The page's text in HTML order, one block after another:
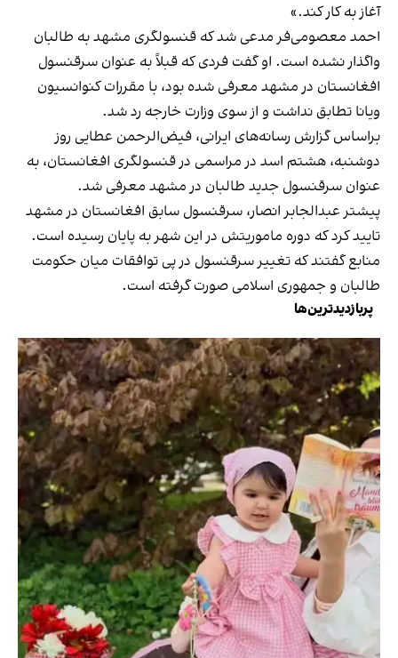
آغاز به کار کند.»
احمد معصومی‌فر مدعی شد که قنسولگری مشهد به طالبان
واگذار نشده است. او گفت فردی که قبلاً به عنوان سرقنسول
افغانستان در مشهد معرفی شده بود، با مقررات کنوانسیون
ویانا تطابق نداشت و از سوی وزارت خارجه رد شد.
براساس گزارش رسانه‌های ایرانی، فیض‌الرحمن عطایی روز
دوشنبه، هشتم اسد در مراسمی در قنسولگری افغانستان، به
عنوان سرقنسول جدید طالبان در مشهد معرفی شد.
پیشتر عبدالجابر انصار، سرقنسول سابق افغانستان در مشهد
تایید کرد که دوره ماموریتش در این شهر به پایان رسیده است.
منابع گفتند که تغییر سرقنسول در پی توافقات میان حکومت
طالبان و جمهوری اسلامی صورت گرفته است.
پربازدیدترین‌ها